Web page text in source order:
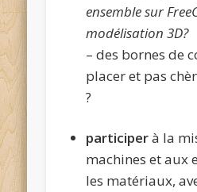
ensemble sur
modélisation 3D?
– des bornes de
placer et pas
?
participerà la
machines et aux
les matériaux,